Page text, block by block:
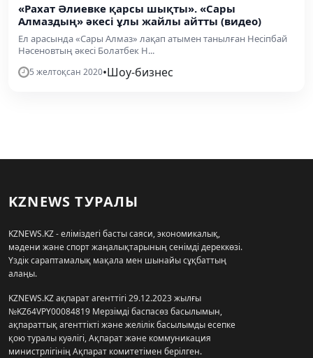
«Рахат Әлиевке қарсы шықты». «Сары
Алмаздың» әкесі ұлы жайлы айтты (видео)
Ел арасында «Сары Алмаз» лақап атымен танылған Несіпбай
Нәсеновтың әкесі Болатбек Н...
5 желтоқсан 2020•Шоу-бизнес
KZNEWS ТУРАЛЫ
KZNEWS.KZ - еліміздегі басты саяси, экономикалық,
мәдени және спорт жаңалықтарының сенімді дереккөзі.
Үздік сараптамалық мақала мен шынайы сұқбаттың
алаңы.
KZNEWS.KZ ақпарат агенттігі 29.12.2023 жылғы
№KZ64VPY00084819 Мерзімді баспасөз басылымын,
ақпараттық агенттікті және желілік басылымды есепке
қою туралы куәлігі, Ақпарат және коммуникация
министрлігінің Ақпарат комитетімен берілген.